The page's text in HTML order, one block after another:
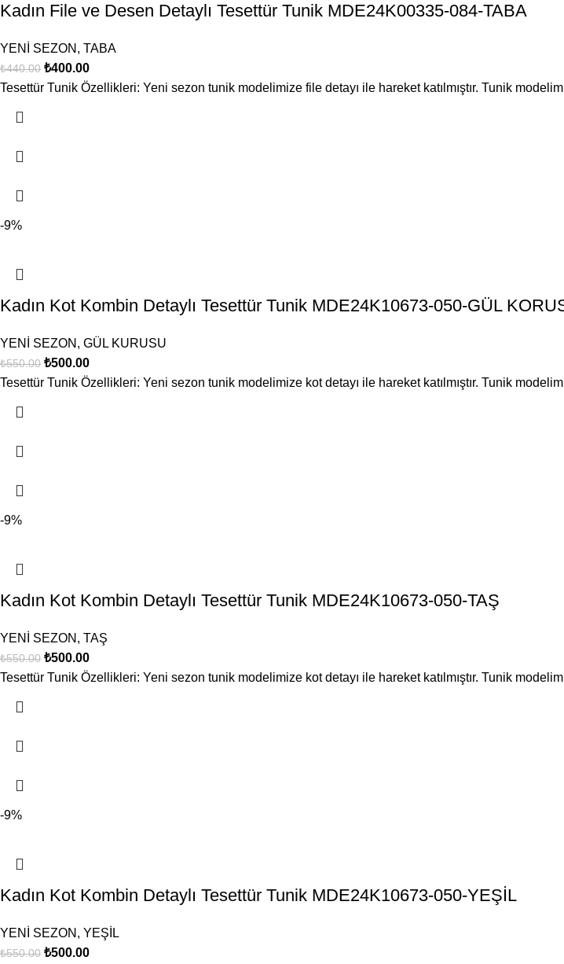
Kadın File ve Desen Detaylı Tesettür Tunik MDE24K00335-084-TABA
YENİ SEZON , TABA
₺440.00 ₺400.00
Tesettür Tunik Özellikleri: Yeni sezon tunik modelimize file detayı ile hareket katılmıştır. Tunik
-9%
Kadın Kot Kombin Detaylı Tesettür Tunik MDE24K10673-050-GÜL
YENİ SEZON , GÜL KURUSU
₺550.00 ₺500.00
Tesettür Tunik Özellikleri: Yeni sezon tunik modelimize kot detayı ile hareket katılmıştır. Tunik
-9%
Kadın Kot Kombin Detaylı Tesettür Tunik MDE24K10673-050-TAŞ
YENİ SEZON , TAŞ
₺550.00 ₺500.00
Tesettür Tunik Özellikleri: Yeni sezon tunik modelimize kot detayı ile hareket katılmıştır. Tunik
-9%
Kadın Kot Kombin Detaylı Tesettür Tunik MDE24K10673-050-YEŞİL
YENİ SEZON , YEŞİL
₺550.00 ₺500.00